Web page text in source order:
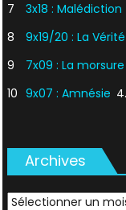
7
3x18 : Malédiction
8
9x19/20 : La
9
7x09 : La
10 9x07 : Amnésie
Archives
Archives